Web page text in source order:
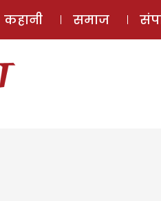
कहानी समाज